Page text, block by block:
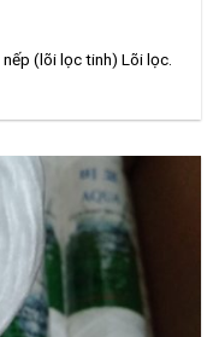
(lõi lọc tinh) Lõi lọc.